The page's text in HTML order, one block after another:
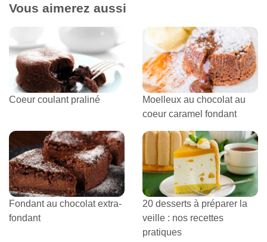
Vous aimerez aussi
Coeur coulant praliné
Moelleux au chocolat au
coeur caramel fondant
Fondant au chocolat extra-
fondant
20 desserts à préparer la
veille : nos recettes
pratiques